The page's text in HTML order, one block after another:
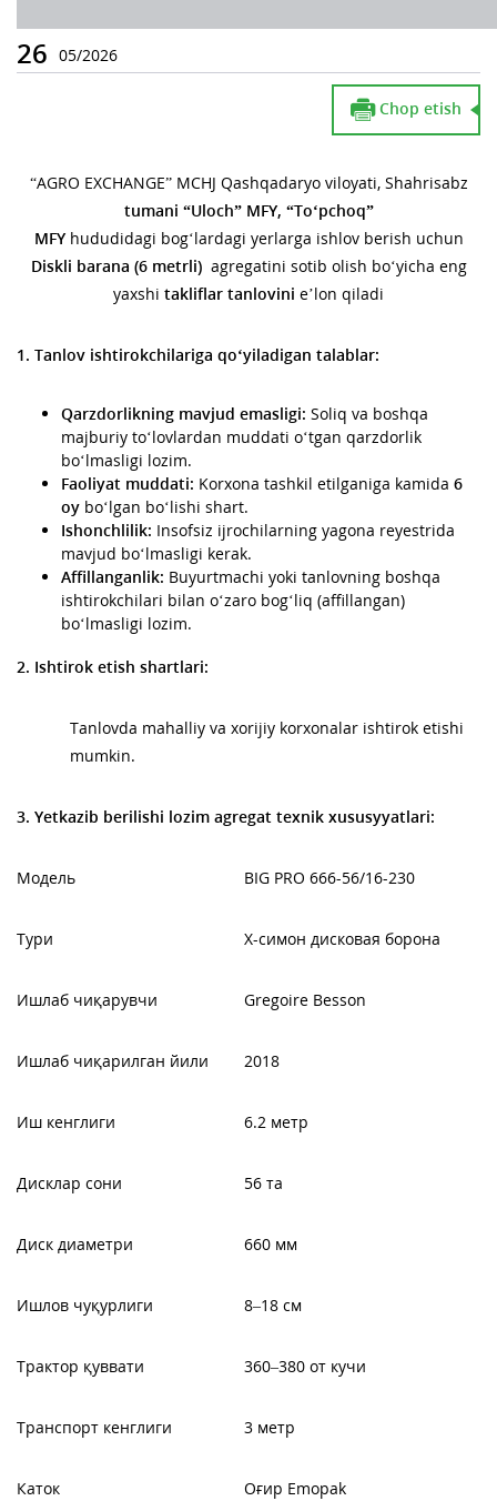
26 05/2026
Chop etish
“AGRO EXCHANGE” MCHJ Qashqadaryo viloyati, Shahrisabz
tumani “Uloch” MFY, “To‘pchoq”
MFYhududidagi bogʻlardagi yerlarga ishlov berish uchun
Diskli barana (6 metrli) agregatini sotib olish bo‘yicha eng
yaxshi takliflar tanlovini e’lon qiladi
1. Tanlov ishtirokchilariga qo‘yiladigan talablar:
Qarzdorlikning mavjud emasligi: Soliq va boshqa
majburiy to‘lovlardan muddati o‘tgan qarzdorlik
bo‘lmasligi lozim.
Faoliyat muddati: Korxona tashkil etilganiga kamida 6
oy bo‘lgan bo‘lishi shart.
Ishonchlilik: Insofsiz ijrochilarning yagona reyestrida
mavjud bo‘lmasligi kerak.
Affillanganlik: Buyurtmachi yoki tanlovning boshqa
ishtirokchilari bilan o‘zaro bog‘liq (affillangan)
bo‘lmasligi lozim.
2. Ishtirok etish shartlari:
Tanlovda mahalliy va xorijiy korxonalar ishtirok etishi
mumkin.
3. Yetkazib berilishi lozim agregat texnik xususyyatlari:
Модель BIG PRO 666-56/16-230
Тури Х-симон дисковая борона
Ишлаб чиқарувчи Gregoire Besson
Ишлаб чиқарилган йили 2018
Иш кенглиги 6.2 метр
Дисклар сони 56 та
Диск диаметри 660 мм
Ишлов чуқурлиги 8–18 см
Трактор қуввати 360–380 от кучи
Транспорт кенглиги 3 метр
Каток Оғир Emopak